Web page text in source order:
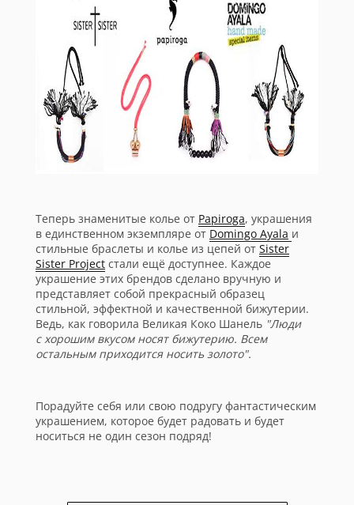
Теперь знаменитые колье от Papiroga, украшения
в единственном экземпляре от Domingo Ayala и
стильные браслеты и колье из цепей от Sister
Sister Project стали ещё доступнее. Каждое
украшение этих брендов сделано вручную и
представляет собой прекрасный образец
стильной, эффектной и качественной бижутерии.
Ведь, как говорила Великая Коко Шанель "Люди
с хорошим вкусом носят бижутерию. Всем
остальным приходится носить золото".
Порадуйте себя или свою подругу фантастическим
украшением, которое будет радовать и будет
носиться не один сезон подряд!